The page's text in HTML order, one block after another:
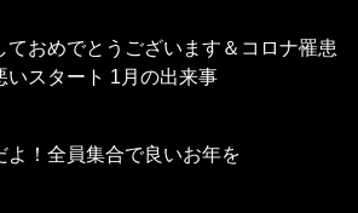
ておめでとうございます＆コロナ罹患
いスタート 1月の出来事
よ！全員集合で良いお年を